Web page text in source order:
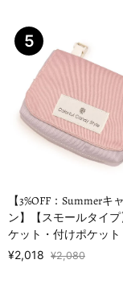
5
【3%OFF：Summerキ
ン】【スモールタイ
ケット・付けポケット
プタイプ） くすみ無地
¥2,018 ¥2,080